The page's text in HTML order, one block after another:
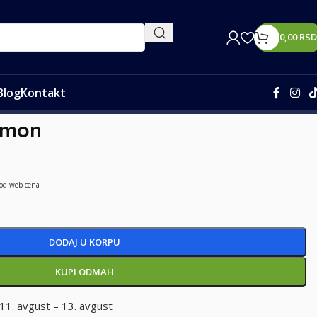
0,00RSD
Kontakt
web cena
DODAJ U KORPU
KUPI ODMAH
11. avgust – 13. avgust